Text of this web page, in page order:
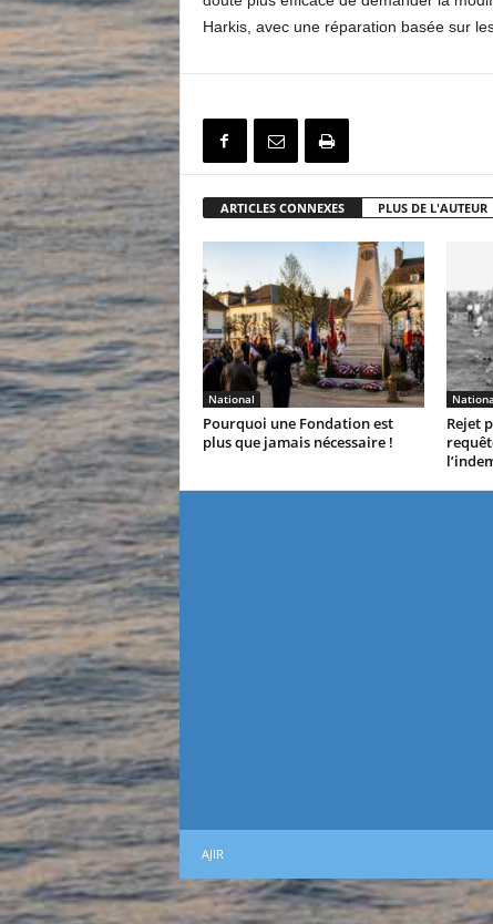
Harkis, avec une réparation basée sur
ARTICLES CONNEXES PLUS DE L'AUTEUR
National
Pourquoi une Fondation est
plus que jamais nécessaire !
Rejet
AJIR